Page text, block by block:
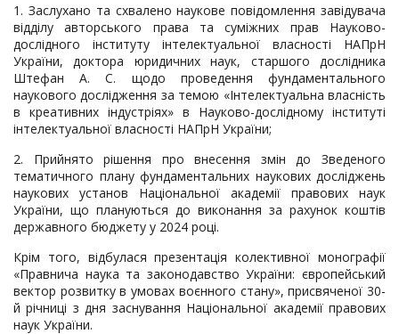
1. Заслухано та схвалено наукове повідомлення завідувача
відділу авторського права та суміжних прав Науково-
дослідного інституту інтелектуальної власності НАПрН
України, доктора юридичних наук, старшого дослідника
Штефан А. С. щодо проведення фундаментального
наукового дослідження за темою «Інтелектуальна власність
в креативних індустріях» в Науково-дослідному інституті
інтелектуальної власності НАПрН України;
2. Прийнято рішення про внесення змін до Зведеного
тематичного плану фундаментальних наукових досліджень
наукових установ Національної академії правових наук
України, що плануються до виконання за рахунок коштів
державного бюджету у 2024 році.
Крім того, відбулася презентація колективної монографії
«Правнича наука та законодавство України: європейський
вектор розвитку в умовах воєнного стану», присвяченої 30-
й річниці з дня заснування Національної академії правових
наук України.